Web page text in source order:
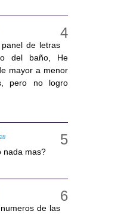
de letras
del baño, He
mayor a menor
pero no logro
nada mas?
de las